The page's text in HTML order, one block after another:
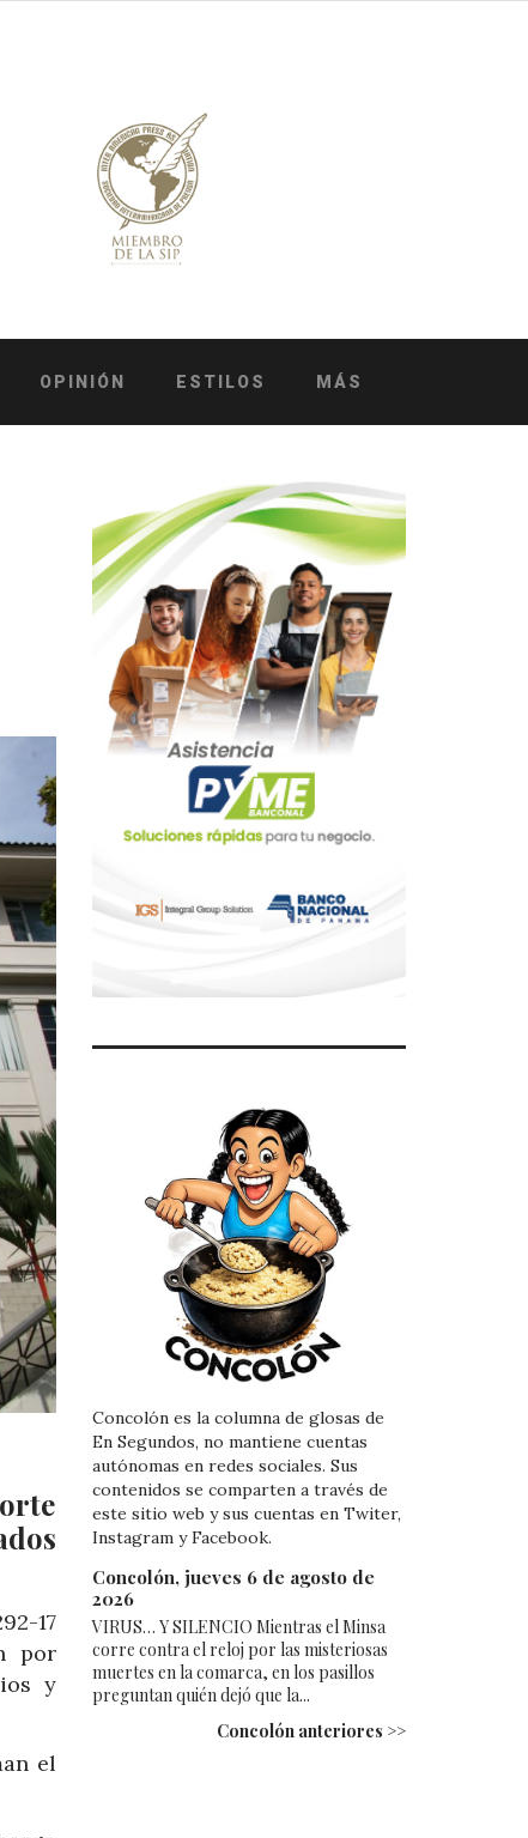
OPINIÓN ESTILOS MÁS
17
por
y
el
Concolón es la columna de glosas de
En Segundos, no mantiene cuentas
autónomas en redes sociales. Sus
contenidos se comparten a través de
este sitio web y sus cuentas en Twiter,
Instagram y Facebook.
Concolón, jueves 6 de agosto de
2026
VIRUS… Y SILENCIO Mientras el Minsa
corre contra el reloj por las misteriosas
muertes en la comarca, en los pasillos
preguntan quién dejó que la...
Concolón anteriores >>